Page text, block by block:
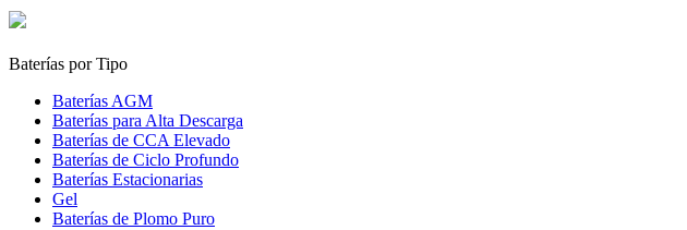
Baterías por Tipo
Baterías AGM
Baterías para Alta Descarga
Baterías de CCA Elevado
Baterías de Ciclo Profundo
Baterías Estacionarias
Gel
Baterías de Plomo Puro